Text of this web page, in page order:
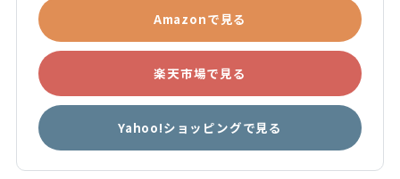
Amazonで見る
楽天市場で見る
Yahoo!ショッピングで見る